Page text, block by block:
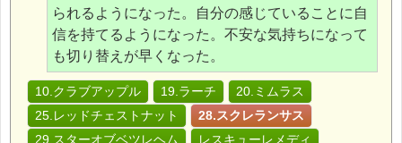
られるようになった。自分の感じていることに自
信を持てるようになった。不安な気持ちになって
も切り替えが早くなった。
10.クラブアップル 19.ラーチ
20.ミムラス
25.レッドチェストナット
28.スクレランサス
29.スターオブベツレヘム
レスキューレメディ